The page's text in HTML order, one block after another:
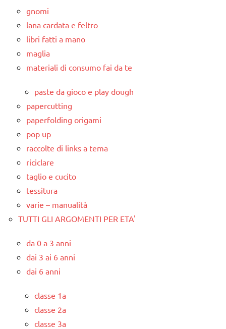
gnomi
lana cardata e feltro
libri fatti a mano
maglia
materiali di consumo fai da te
paste da gioco e play dough
papercutting
paperfolding origami
pop up
raccolte di links a tema
riciclare
taglio e cucito
tessitura
varie – manualità
TUTTI GLI ARGOMENTI PER ETA'
da 0 a 3 anni
dai 3 ai 6 anni
dai 6 anni
classe 1a
classe 2a
classe 3a